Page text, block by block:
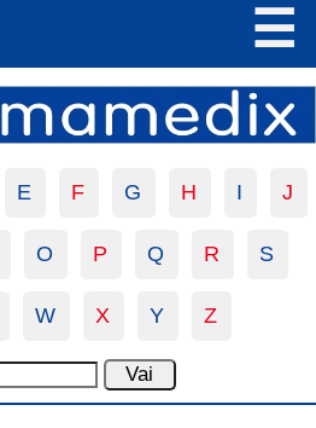
☰
E F G H I J
O P Q R S
W X Y Z